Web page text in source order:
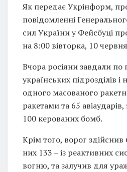
Як передає Укрінформ,
повідомленні
сил України у Фейсбуці
на 8:00 вівторка, 10
Вчора росіяни завдали по
українських підрозділів і
одного масованого
ракетами та 65
100 керованих бомб.
Крім того, ворог здійснив
них 133 – із реактивних
вогню, та залучив для